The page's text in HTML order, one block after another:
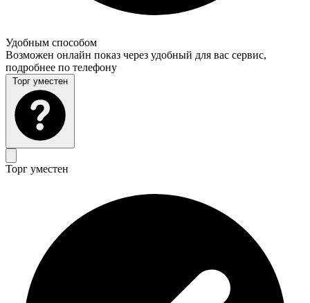
Удобным способом
Возможен онлайн показ через удобный для вас сервис,
подробнее по телефону
Торг уместен
Торг уместен